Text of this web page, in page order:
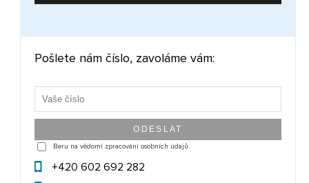
Pošlete nám číslo, zavoláme vám:
Beru na vědomí zpracování osobních údajů.
+420 602 692 282